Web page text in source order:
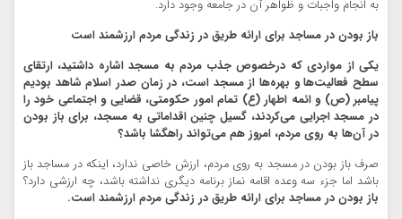
به انجام واجبات و ظواهر آن در جامعه وجود دارد.
باز بودن در مساجد برای ارائه طریق در زندگی مردم ارزشمند است
یکی از مواردی که درخصوص جذب مردم به مسجد اشاره داشتید، ارتقای
سطح فعالیت‌ها و بهره‌ها از مسجد است، در زمان صدر اسلام شاهد بودیم
پیامبر (ص) و ائمه اطهار (ع) تمام امور حکومتی، قضایی و اجتماعی خود را
در مسجد اجرایی می‌کردند، گسیل چنین اقداماتی به مسجد، برای باز بودن
در آن‌ها به روی مردم، امروز هم می‌تواند راهگشا باشد؟
صرف باز بودن در مسجد به روی مردم، ارزش خاصی ندارد، اینکه در مساجد باز
باشد اما جزء سه وعده اقامه نماز برنامه دیگری نداشته باشد، چه ارزشی دارد؟
باز بودن در مساجد برای ارائه طریق در زندگی مردم ارزشمند است.